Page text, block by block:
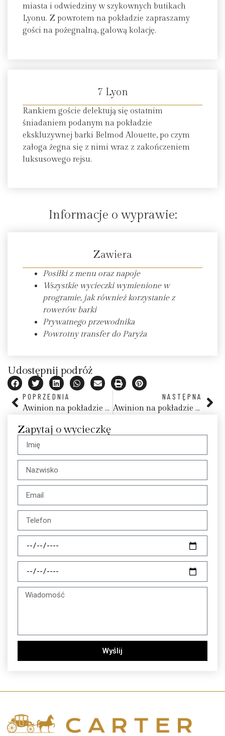
miasta i odwiedziny w szykownych butikach
Lyonu. Z powrotem na pokładzie zapraszamy
gości na pożegnalną, galową kolację.
7 Lyon
Rankiem goście delektują się ostatnim
śniadaniem podanym na pokładzie
ekskluzywnej barki Belmod Alouette, po czym
załoga żegna się z nimi wraz z zakończeniem
luksusowego rejsu.
Informacje o wyprawie:
Zawiera
Posiłki z menu oraz napoje
Wszystkie wycieczki wymienione w
programie, jak również korzystanie z
rowerów barki
Prywatnego przewodnika
Powrotny transfer do Paryża
Udostępnij podróż
POPRZEDNIA
Awinion na pokładzie ekskluzywnej barki Belmond Alouette
NASTĘPNA
Awinion na pokładzie ekskluzywnej barki Belmond Alouette
Zapytaj o wycieczkę
Wyślij